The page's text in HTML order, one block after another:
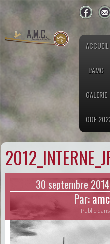
ACCUEIL
L’AMC
GALERIE
ODF
30 septembre 2014
Par:amc
Publié dans